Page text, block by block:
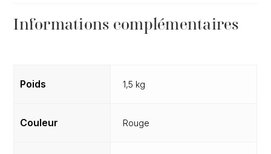
Informations complémentaires
Poids 1,5 kg
Couleur Rouge